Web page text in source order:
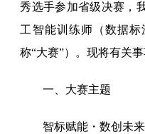
秀选手参加省级决赛，
工智能训练师（数据
称“大赛”）。现将有关事
一、大赛主题
智标赋能・数创未来